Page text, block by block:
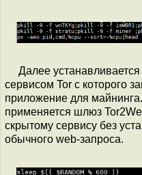
Далее
сервисом Tor c которого
приложение для
применяется шлюз
скрытому сервису без
обычного web-запроса.